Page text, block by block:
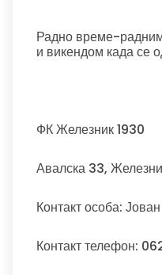
Радно време-
и викендом када се
ФК Железник 1930
Авалска 33,
Контакт особа:
Контакт телефон: